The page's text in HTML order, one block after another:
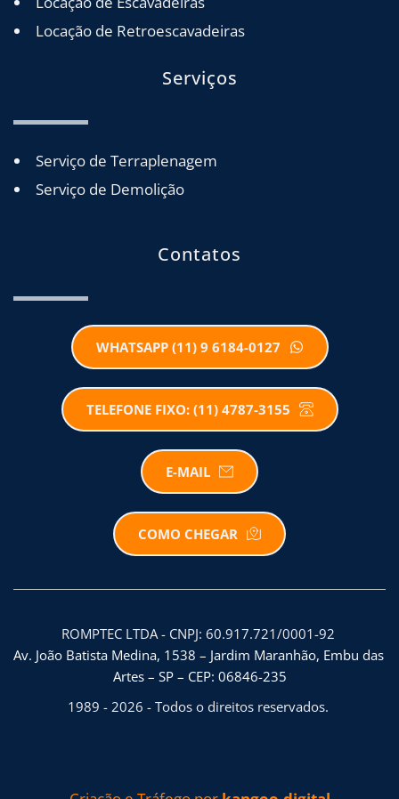
Locação de Retroescavadeiras
Serviços
Serviço de Terraplenagem
Serviço de Demolição
Contatos
WHATSAPP (11) 9 6184-0127
TELEFONE FIXO: (11) 4787-3155
E-MAIL
COMO CHEGAR
ROMPTEC LTDA - CNPJ: 60.917.721/0001-92
Av. João Batista Medina, 1538 – Jardim Maranhão, Embu das
Artes – SP – CEP: 06846-235
1989 - 2026 - Todos o direitos reservados.